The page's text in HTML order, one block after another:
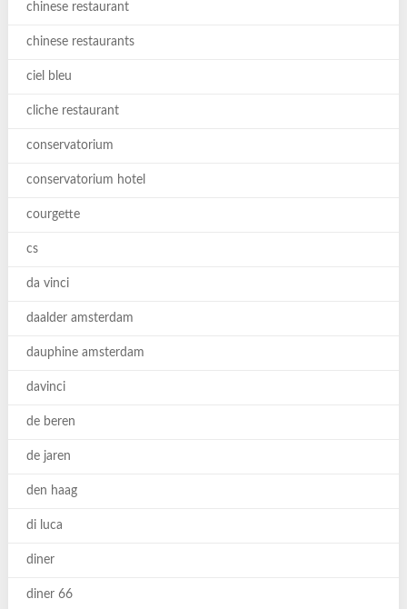
chinese restaurant
chinese restaurants
ciel bleu
cliche restaurant
conservatorium
conservatorium hotel
courgette
cs
da vinci
daalder amsterdam
dauphine amsterdam
davinci
de beren
de jaren
den haag
di luca
diner
diner 66